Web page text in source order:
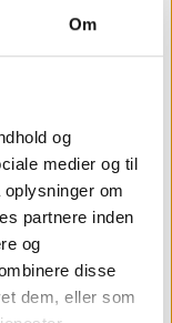
Om
og
medier og til
om
partnere inden
og
disse
dem, eller som
Rate
folk
af